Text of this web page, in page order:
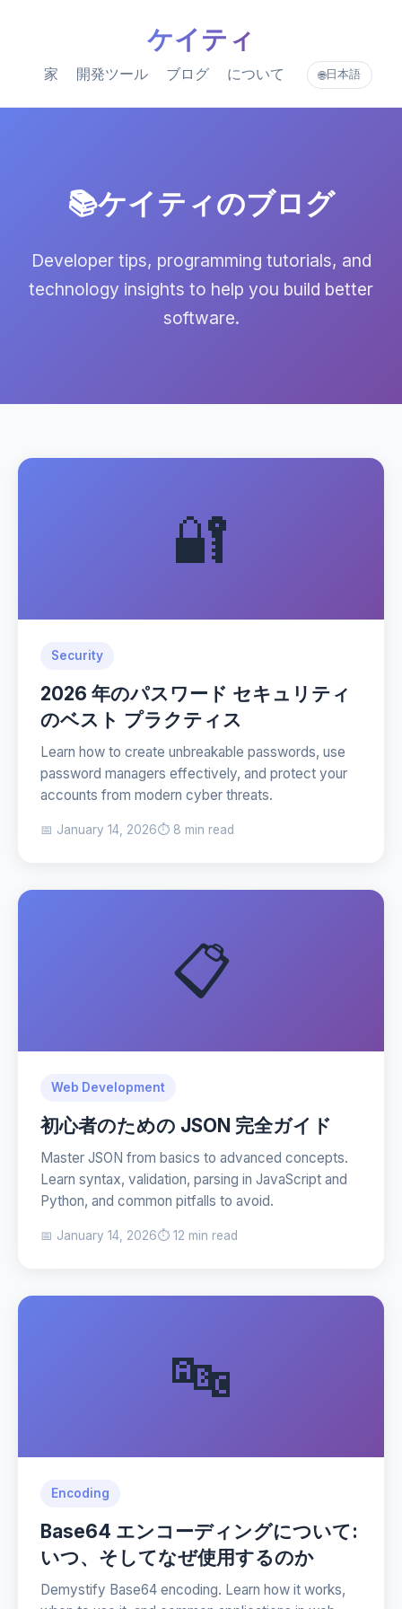
ケイティ
家 開発ツール ブログ について 🌐日本語
📚ケイティのブログ
Developer tips, programming tutorials, and
technology insights to help you build better
software.
🔐
Security
2026 年のパスワード セキュリティ
のベスト プラクティス
Learn how to create unbreakable passwords, use
password managers effectively, and protect your
accounts from modern cyber threats.
📅 January 14, 2026⏱️ 8 min read
📋
Web Development
初心者のための JSON 完全ガイド
Master JSON from basics to advanced concepts.
Learn syntax, validation, parsing in JavaScript and
Python, and common pitfalls to avoid.
📅 January 14, 2026⏱️ 12 min read
🔤
Encoding
Base64 エンコーディングについて:
いつ、そしてなぜ使用するのか
Demystify Base64 encoding. Learn how it works,